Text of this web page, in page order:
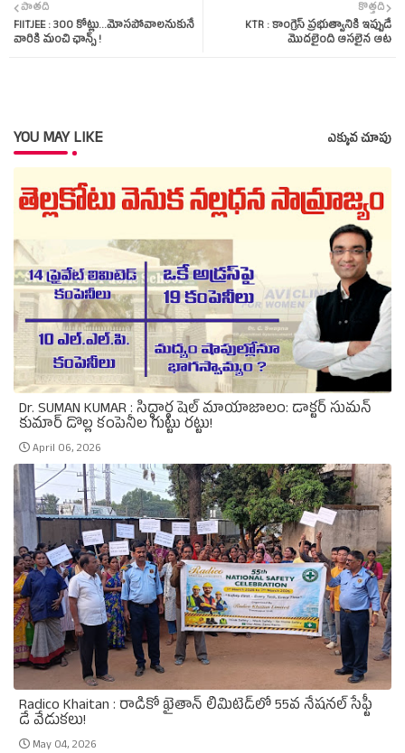
ter
కొత్తది
KTR : కాంగ్రెస్‌ ప్రభుత్వానికి ఇప్పుడే
మొదలైంది ఆసలైన ఆట
పాతది
FIITJEE : 300 కోట్లు...మోసపోవాలనుకునే
వారికి మంచి ఛాన్స్‌ !
YOU MAY LIKE ఎక్కువ చూపు
Dr. SUMAN KUMAR : సిద్ధార్థ షెల్ మాయాజాలం: డాక్టర్ సుమన్
కుమార్ డొల్ల కంపెనీల గుట్టు రట్టు!
April 06, 2026
Radico Khaitan : రాడికో ఖైతాన్ లిమిటెడ్‌లో 55వ నేషనల్ సేఫ్టీ
డే వేడుకలు!
May 04, 2026